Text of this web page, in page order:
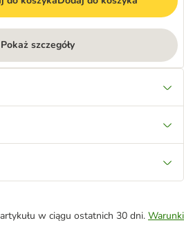
Pokaż szczegóły
w ciągu ostatnich 30 dni. Warunki